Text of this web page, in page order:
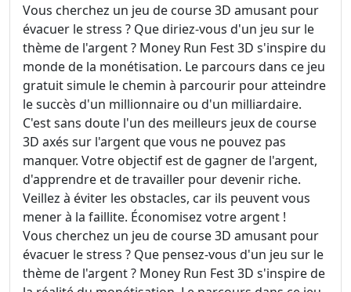
Vous cherchez un jeu de course 3D amusant pour
évacuer le stress ? Que diriez-vous d'un jeu sur le
thème de l'argent ? Money Run Fest 3D s'inspire du
monde de la monétisation. Le parcours dans ce jeu
gratuit simule le chemin à parcourir pour atteindre
le succès d'un millionnaire ou d'un milliardaire.
C'est sans doute l'un des meilleurs jeux de course
3D axés sur l'argent que vous ne pouvez pas
manquer. Votre objectif est de gagner de l'argent,
d'apprendre et de travailler pour devenir riche.
Veillez à éviter les obstacles, car ils peuvent vous
mener à la faillite. Économisez votre argent !
Vous cherchez un jeu de course 3D amusant pour
évacuer le stress ? Que pensez-vous d'un jeu sur le
thème de l'argent ? Money Run Fest 3D s'inspire de